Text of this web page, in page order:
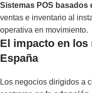
Sistemas POS basados
ventas e inventario al
operativa en movimiento.
El impacto en
España
Los negocios dirigidos a